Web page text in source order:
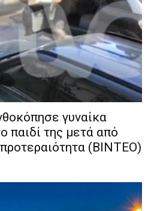
γυναίκα
παιδί της μετά από
(ΒΙΝΤΕΟ)